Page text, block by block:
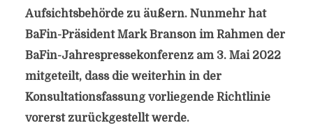
Aufsichtsbehörde zu äußern. Nunmehr hat
BaFin-Präsident Mark Branson im Rahmen der
BaFin-Jahrespressekonferenz am 3. Mai 2022
mitgeteilt, dass die weiterhin in der
Konsultationsfassung vorliegende Richtlinie
vorerst zurückgestellt werde.